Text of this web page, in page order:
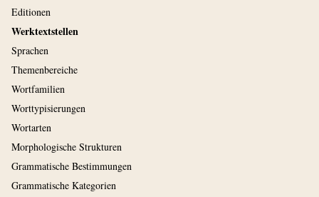
Editionen
Werktextstellen
Sprachen
Themenbereiche
Wortfamilien
Worttypisierungen
Wortarten
Morphologische Strukturen
Grammatische Bestimmungen
Grammatische Kategorien